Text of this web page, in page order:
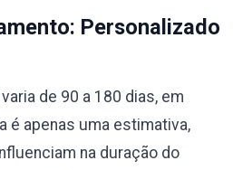
Personalizado
de 90 a 180 dias, em
é apenas uma estimativa,
na duração do